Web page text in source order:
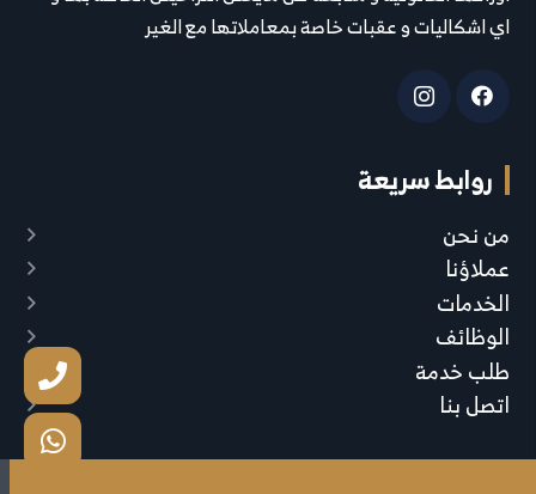
اي اشكاليات و عقبات خاصة بمعاملاتها مع الغير
روابط سريعة
من نحن
عملاؤنا
الخدمات
الوظائف
طلب خدمة
اتصل بنا
خدماتنا